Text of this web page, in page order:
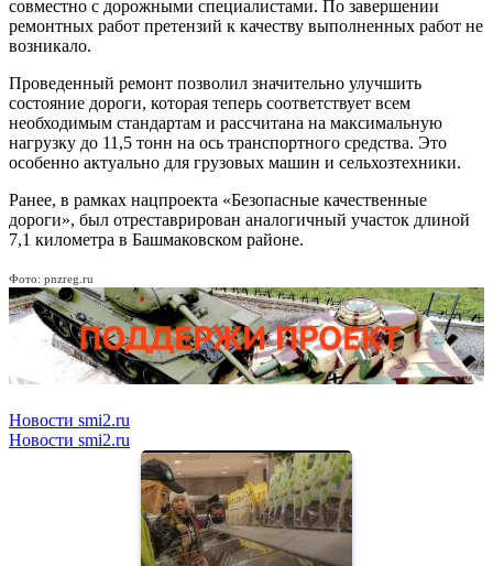
совместно с дорожными специалистами. По завершении
ремонтных работ претензий к качеству выполненных работ не
возникало.
Проведенный ремонт позволил значительно улучшить
состояние дороги, которая теперь соответствует всем
необходимым стандартам и рассчитана на максимальную
нагрузку до 11,5 тонн на ось транспортного средства. Это
особенно актуально для грузовых машин и сельхозтехники.
Ранее, в рамках нацпроекта «Безопасные качественные
дороги», был отреставрирован аналогичный участок длиной
7,1 километра в Башмаковском районе.
Фото: pnzreg.ru
Новости smi2.ru
Новости smi2.ru